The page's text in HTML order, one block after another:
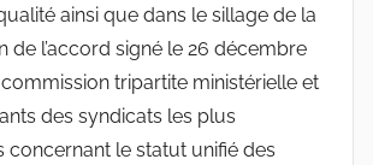
ainsi que dans le sillage de la
de l’accord signé le 26 décembre
tripartite ministérielle et
des syndicats les plus
concernant le statut unifié des